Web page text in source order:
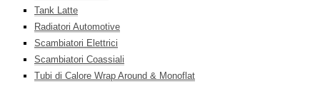
Tank Latte
Radiatori Automotive
Scambiatori Elettrici
Scambiatori Coassiali
Tubi di Calore Wrap Around & Monoflat